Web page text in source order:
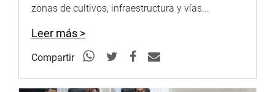
zonas de cultivos, infraestructura y vías...
Leer más >
Compartir